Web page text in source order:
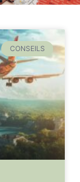
CONSEILS